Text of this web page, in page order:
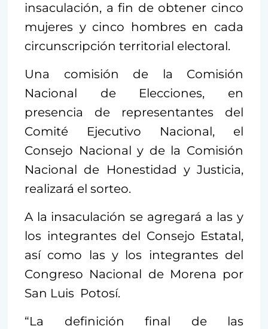
insaculación, a fin de obtener cinco
mujeres y cinco hombres en cada
circunscripción territorial electoral.
Una comisión de la Comisión
Nacional de Elecciones, en
presencia de representantes del
Comité Ejecutivo Nacional, el
Consejo Nacional y de la Comisión
Nacional de Honestidad y Justicia,
realizará el sorteo.
A la insaculación se agregará a las y
los integrantes del Consejo Estatal,
así como las y los integrantes del
Congreso Nacional de Morena por
San Luis Potosí.
“La definición final de las